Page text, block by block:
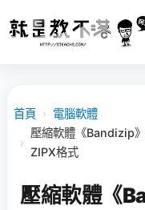
首頁 › 電腦軟體
›
壓縮軟體《Bandizip
ZIPX格式
壓縮軟體《